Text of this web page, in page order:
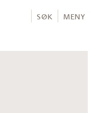
SØK MENY